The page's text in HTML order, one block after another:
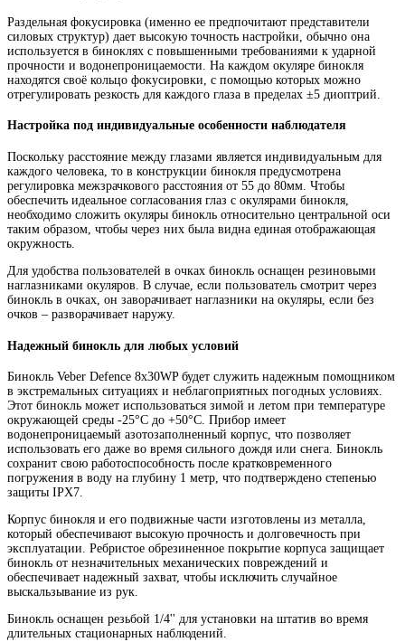
Раздельная фокусировка (именно ее предпочитают представители
силовых структур) дает высокую точность настройки, обычно она
используется в биноклях с повышенными требованиями к ударной
прочности и водонепроницаемости. На каждом окуляре бинокля
находятся своё кольцо фокусировки, с помощью которых можно
отрегулировать резкость для каждого глаза в пределах ±5 диоптрий.
Настройка под индивидуальные особенности наблюдателя
Поскольку расстояние между глазами является индивидуальным для
каждого человека, то в конструкции бинокля предусмотрена
регулировка межзрачкового расстояния от 55 до 80мм. Чтобы
обеспечить идеальное согласования глаз с окулярами бинокля,
необходимо сложить окуляры бинокль относительно центральной оси
таким образом, чтобы через них была видна единая отображающая
окружность.
Для удобства пользователей в очках бинокль оснащен резиновыми
наглазниками окуляров. В случае, если пользователь смотрит через
бинокль в очках, он заворачивает наглазники на окуляры, если без
очков – разворачивает наружу.
Надежный бинокль для любых условий
Бинокль Veber Defence 8x30WP будет служить надежным помощником
в экстремальных ситуациях и неблагоприятных погодных условиях.
Этот бинокль может использоваться зимой и летом при температуре
окружающей среды -25°С до +50°С. Прибор имеет
водонепроницаемый азотозаполненный корпус, что позволяет
использовать его даже во время сильного дождя или снега. Бинокль
сохранит свою работоспособность после кратковременного
погружения в воду на глубину 1 метр, что подтверждено степенью
защиты IPX7.
Корпус бинокля и его подвижные части изготовлены из металла,
который обеспечивают высокую прочность и долговечность при
эксплуатации. Ребристое обрезиненное покрытие корпуса защищает
бинокль от незначительных механических повреждений и
обеспечивает надежный захват, чтобы исключить случайное
выскальзывание из рук.
Бинокль оснащен резьбой 1/4'' для установки на штатив во время
длительных стационарных наблюдений.